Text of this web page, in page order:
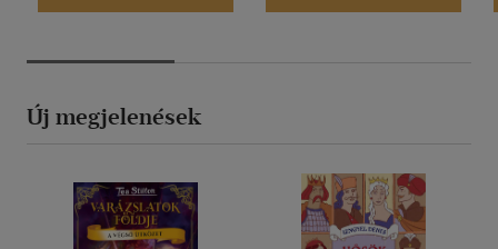
Új megjelenések